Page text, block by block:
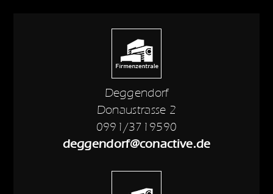
Deggendorf
Donaustrasse 2
0991/3719590
deggendorf@conactive.de